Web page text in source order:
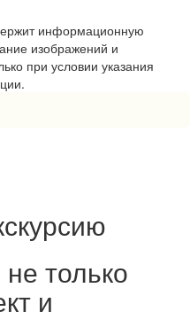
информационную
изображений и
при условии указания
только
и